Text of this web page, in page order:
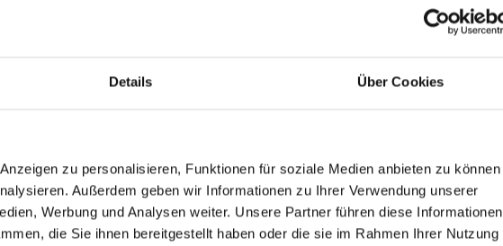
Details Über Cookies
zu personalisieren, Funktionen für soziale Medien anbieten zu können
Außerdem geben wir Informationen zu Ihrer Verwendung unserer
Werbung und Analysen weiter. Unsere Partner führen diese Informationen
die Sie ihnen bereitgestellt haben oder die sie im Rahmen Ihrer Nutzung